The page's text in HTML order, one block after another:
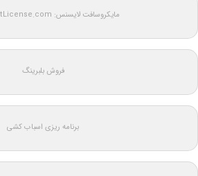
مایکروسافت لایسنس: MicrosoftLicense.com
فروش بلبرینگ
برنامه ریزی اسباب کشی